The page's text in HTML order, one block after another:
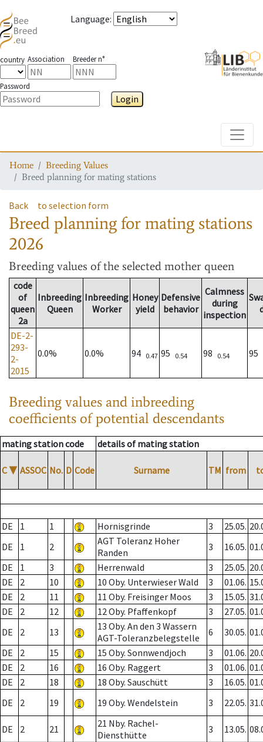
Language:
country Association Breeder n°
Password
Login
Home
Breeding Values
Breed planning for mating stations
Back to selection form
Breed planning for mating stations
2026
Breeding values of the selected mother queen
code
of
queen
2a
Inbreeding
Queen
Inbreeding
Worker
Honey
yield
Defensive
behavior
Calmness
during
inspection
DE-2-
293-
2-
2015
0.0% 0.0% 94 0.47 95 0.54 98 0.54 95
Breeding values and inbreeding
coefficients of potential descendants
mating station code details of mating station
C ▼ ASSOC No. D Code Surname TM from
DE 1 1 Hornisgrinde 3 25.05.
DE
1 2
AGT Toleranz Hoher
Randen
3 16.05.
DE
1 3 Herrenwald 3 25.05.
DE
2 10 10 Oby. Unterwieser Wald 3 01.06.
DE
2 11 11 Oby. Freisinger Moos 3 15.05.
DE
2 12 12 Oby. Pfaffenkopf 3 27.05.
DE
2 13
13 Oby. An den 3 Wassern
AGT-Toleranzbelegstelle
6 30.05.
DE
2 15 15 Oby. Sonnwendjoch 3 01.06.
DE
2 16 16 Oby. Raggert 3 01.06.
DE
2 18 18 Oby. Sauschütt 3 16.05.
DE
2 19 19 Oby. Wendelstein 3 22.05.
DE 2 21
21 Nby. Rachel-
Diensthütte
3 13.05.